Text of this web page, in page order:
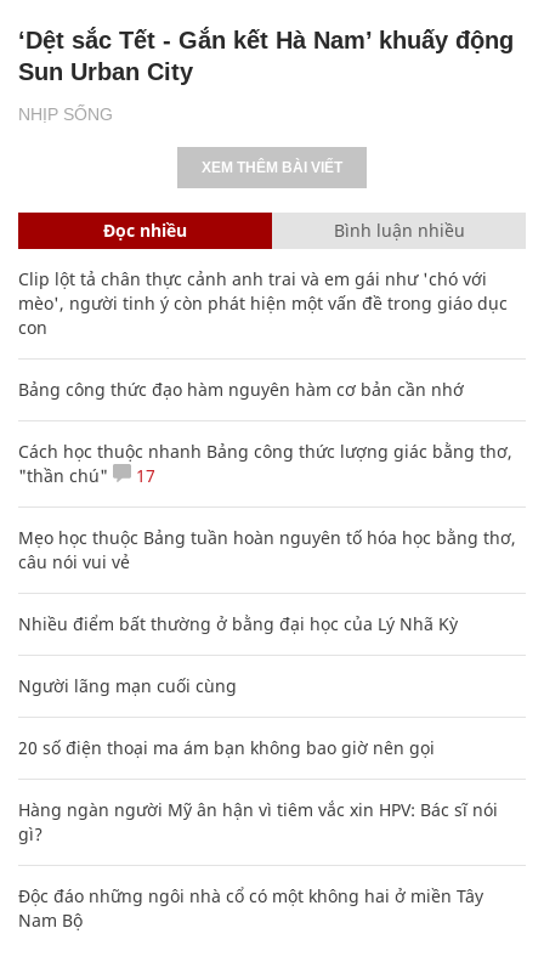
NHỊP SỐNG
‘Dệt sắc Tết - Gắn kết Hà Nam’ khuấy động
Sun Urban City
XEM THÊM BÀI VIẾT
Đọc nhiều Bình luận nhiều
Clip lột tả chân thực cảnh anh trai và em gái như 'chó với
mèo', người tinh ý còn phát hiện một vấn đề trong giáo dục
con
Bảng công thức đạo hàm nguyên hàm cơ bản cần nhớ
Cách học thuộc nhanh Bảng công thức lượng giác bằng thơ,
"thần chú"
17
Mẹo học thuộc Bảng tuần hoàn nguyên tố hóa học bằng thơ,
câu nói vui vẻ
Nhiều điểm bất thường ở bằng đại học của Lý Nhã Kỳ
Người lãng mạn cuối cùng
20 số điện thoại ma ám bạn không bao giờ nên gọi
Hàng ngàn người Mỹ ân hận vì tiêm vắc xin HPV: Bác sĩ nói
gì?
Độc đáo những ngôi nhà cổ có một không hai ở miền Tây
Nam Bộ